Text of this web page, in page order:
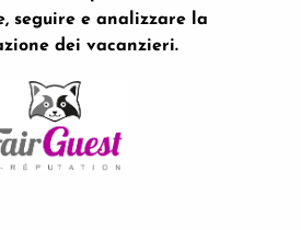
seguire e analizzare la
dei vacanzieri.